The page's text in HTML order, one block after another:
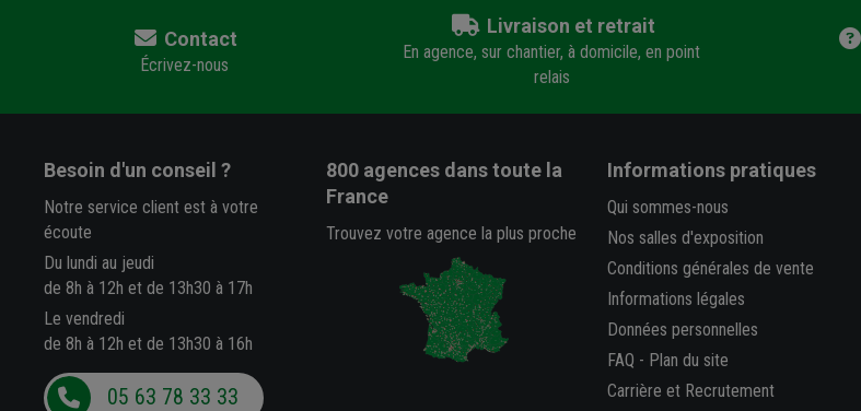
Contact
Écrivez-nous
Livraison et retrait
En agence, sur chantier, à domicile, en point
relais
Besoin d'un conseil ?
Notre service client est à votre
écoute
Du lundi au jeudi
de 8h à 12h et de 13h30 à 17h
Le vendredi
de 8h à 12h et de 13h30 à 16h
05 63 78 33 33
800 agencesdans toute la
France
Trouvez votre agence la plus proche
Informations pratiques
Qui sommes-nous
Nos salles d'exposition
Conditions générales de vente
Informations légales
Données personnelles
FAQ - Plan du site
Carrière et Recrutement